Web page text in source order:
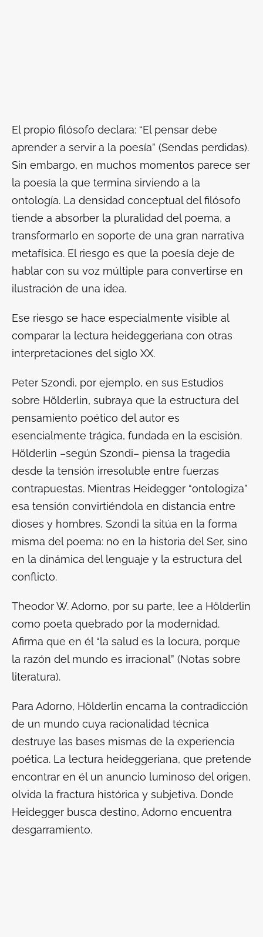
El propio filósofo declara: “El pensar debe
aprender a servir a la poesía” (Sendas perdidas).
Sin embargo, en muchos momentos parece ser
la poesía la que termina sirviendo a la
ontología. La densidad conceptual del filósofo
tiende a absorber la pluralidad del poema, a
transformarlo en soporte de una gran narrativa
metafísica. El riesgo es que la poesía deje de
hablar con su voz múltiple para convertirse en
ilustración de una idea.
Ese riesgo se hace especialmente visible al
comparar la lectura heideggeriana con otras
interpretaciones del siglo XX.
Peter Szondi, por ejemplo, en sus Estudios
sobre Hölderlin, subraya que la estructura del
pensamiento poético del autor es
esencialmente trágica, fundada en la escisión.
Hölderlin –según Szondi– piensa la tragedia
desde la tensión irresoluble entre fuerzas
contrapuestas. Mientras Heidegger “ontologiza”
esa tensión convirtiéndola en distancia entre
dioses y hombres, Szondi la sitúa en la forma
misma del poema: no en la historia del Ser, sino
en la dinámica del lenguaje y la estructura del
conflicto.
Theodor W. Adorno, por su parte, lee a Hölderlin
como poeta quebrado por la modernidad.
Afirma que en él “la salud es la locura, porque
la razón del mundo es irracional” (Notas sobre
literatura).
Para Adorno, Hölderlin encarna la contradicción
de un mundo cuya racionalidad técnica
destruye las bases mismas de la experiencia
poética. La lectura heideggeriana, que pretende
encontrar en él un anuncio luminoso del origen,
olvida la fractura histórica y subjetiva. Donde
Heidegger busca destino, Adorno encuentra
desgarramiento.